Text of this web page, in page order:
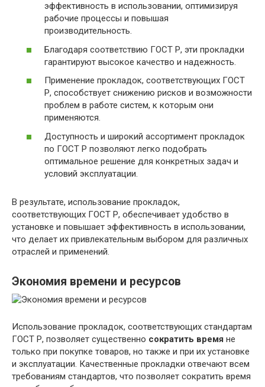
эффективность в использовании, оптимизируя
рабочие процессы и повышая
производительность.
Благодаря соответствию ГОСТ Р, эти прокладки
гарантируют высокое качество и надежность.
Применение прокладок, соответствующих ГОСТ
Р, способствует снижению рисков и возможности
проблем в работе систем, к которым они
применяются.
Доступность и широкий ассортимент прокладок
по ГОСТ Р позволяют легко подобрать
оптимальное решение для конкретных задач и
условий эксплуатации.
В результате, использование прокладок,
соответствующих ГОСТ Р, обеспечивает удобство в
установке и повышает эффективность в использовании,
что делает их привлекательным выбором для различных
отраслей и применений.
Экономия времени и ресурсов
Использование прокладок, соответствующих стандартам
ГОСТ Р, позволяет существенно сократить время не
только при покупке товаров, но также и при их установке
и эксплуатации. Качественные прокладки отвечают всем
требованиям стандартов, что позволяет сократить время